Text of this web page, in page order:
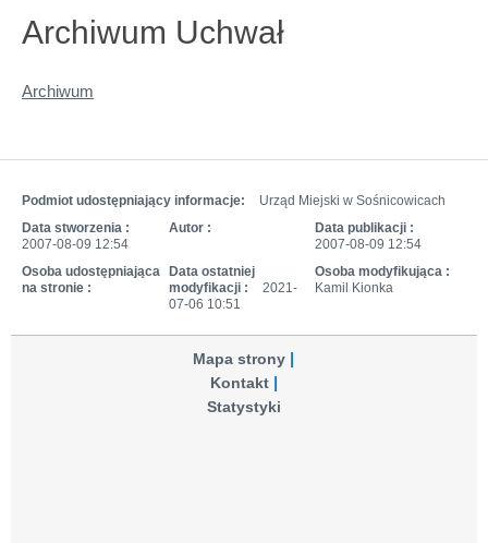
Archiwum Uchwał
Archiwum
Podmiot udostępniający informacje:
Urząd Miejski w Sośnicowicach
Data stworzenia :
2007-08-09 12:54
Autor :
Data publikacji :
2007-08-09 12:54
Osoba udostępniająca
na stronie :
Data ostatniej
modyfikacji :
2021-
07-06 10:51
Osoba modyfikująca :
Kamil Kionka
Mapa strony
Kontakt
Statystyki